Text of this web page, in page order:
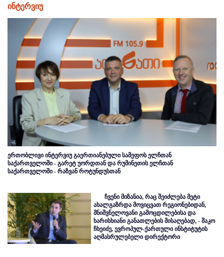
ინტერვიუ
ერთობლივი ინტერვიუ გაერთიანებული სამეფოს ელჩთან
საქართველოში - გარეტ უორდთან და რუმინეთის ელჩთან
საქართველოში - რაზვან როტუნდუსთან
ჩვენი მიზანია, რაც შეიძლება მეტი
ახალგაზრდა მოვიცვათ რეგიონებიდან,
მნიშვნელოვანი გამოცდილებისა და
ხარისხიანი განათლების მისაღებად, - შაკო
ჩხეიძე, ევროპულ-ქართული ინსტიტუტის
აღმასრულებელი დირექტორი